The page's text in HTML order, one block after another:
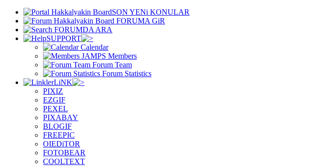
SON YENi KONULAR
FORUMA GiR
FORUMDA ARA
SUPPORT
Calendar
Members
Forum Team
Forum Statistics
LiNK
PIXIZ
EZGIF
PEXEL
PIXABAY
BLOGIF
FREEPIC
OIEDiTOR
FOTOBEAR
COOLTEXT